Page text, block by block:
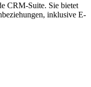
CRM-Suite. Sie bietet
inklusive E-